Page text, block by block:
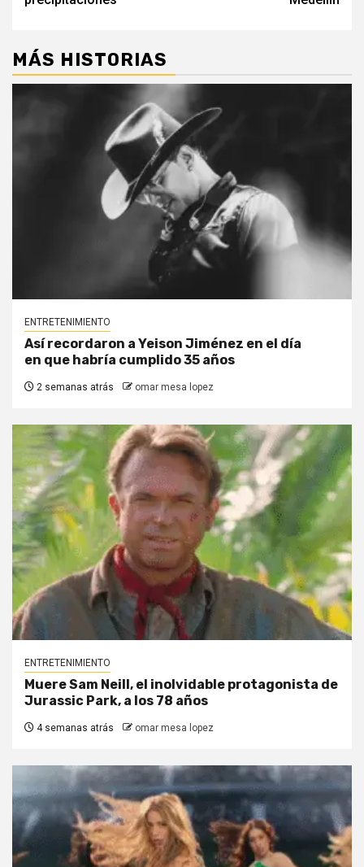
MÁS HISTORIAS
ENTRETENIMIENTO
Así recordaron a Yeison Jiménez en el día
en que habría cumplido 35 años
2 semanas atrás omar mesa lopez
ENTRETENIMIENTO
Muere Sam Neill, el inolvidable protagonista de
Jurassic Park, a los 78 años
4 semanas atrás omar mesa lopez